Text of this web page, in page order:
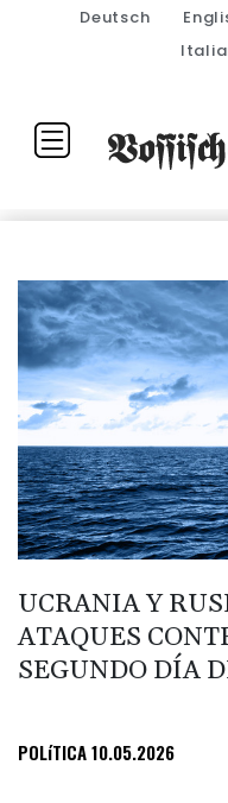
Deutsch
UCRANIA Y
ATAQUES
SEGUNDO DÍA
POLíTICA10.05.2026